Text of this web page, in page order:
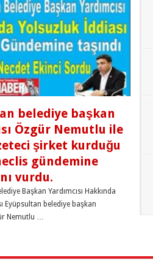
belediye başkan
Özgür Nemutlu ile
şirket kurduğu
gündemine
vurdu.
Başkan Yardımcısı Hakkında
Eyüpsultan belediye başkan
Nemutlu …